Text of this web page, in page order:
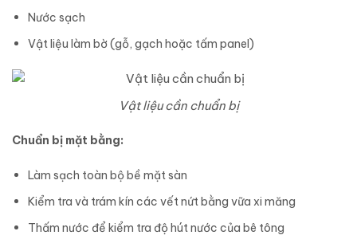
Nước sạch
Vật liệu làm bờ (gỗ, gạch hoặc tấm panel)
Vật liệu cần chuẩn bị
Chuẩn bị mặt bằng:
Làm sạch toàn bộ bề mặt sàn
Kiểm tra và trám kín các vết nứt bằng vữa xi măng
Thấm nước để kiểm tra độ hút nước của bê tông